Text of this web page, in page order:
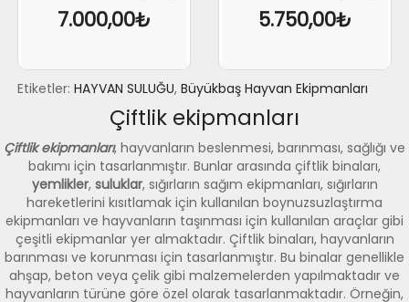
7.000,00₺ 5.750,00₺
Etiketler:HAYVAN SULUĞU,Büyükbaş Hayvan Ekipmanları
Çiftlik ekipmanları
Çiftlik ekipmanları, hayvanların beslenmesi, barınması, sağlığı ve
bakımı için tasarlanmıştır. Bunlar arasında çiftlik binaları,
yemlikler, suluklar, sığırların sağım ekipmanları, sığırların
hareketlerini kısıtlamak için kullanılan boynuzsuzlaştırma
ekipmanları ve hayvanların taşınması için kullanılan araçlar gibi
çeşitli ekipmanlar yer almaktadır. Çiftlik binaları, hayvanların
barınması ve korunması için tasarlanmıştır. Bu binalar genellikle
ahşap, beton veya çelik gibi malzemelerden yapılmaktadır ve
hayvanların türüne göre özel olarak tasarlanmaktadır. Örneğin,